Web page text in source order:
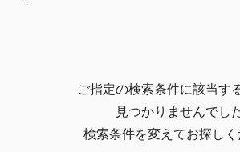
ご指定の検索条件に該当す
見つかりませんでし
検索条件を変えてお探し